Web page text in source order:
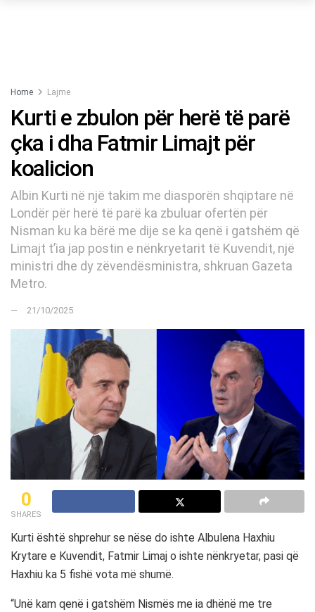
Home Lajme
Kurti e zbulon për herë të parë
çka i dha Fatmir Limajt për
koalicion
Albin Kurti në një takim me diasporën shqiptare në
Londër për herë të parë ka zbuluar ofertën për
Nisman ku ka bërë me dije se ka qenë i gatshëm që
Limajt t’ia jap postin e nënkryetarit të Kuvendit, një
ministri dhe dy zëvendësministra, shkruan Gazeta
Metro.
21/10/2025
0
SHARES
Kurti është shprehur se nëse do ishte Albulena Haxhiu
Krytare e Kuvendit, Fatmir Limaj o ishte nënkryetar, pasi që
Haxhiu ka 5 fishë vota më shumë.
“Unë kam qenë i gatshëm Nismës me ia dhënë me tre